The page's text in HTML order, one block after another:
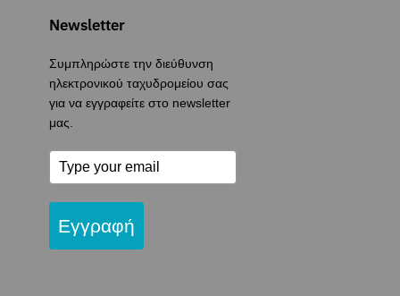
Newsletter
Συμπληρώστε την διεύθυνση
ηλεκτρονικού ταχυδρομείου σας
για να εγγραφείτε στο newsletter
μας.
Εγγραφή